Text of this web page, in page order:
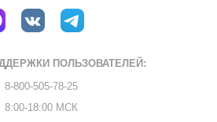
ПОЛЬЗОВАТЕЛЕЙ:
8-800-505-78-25
8:00-18:00 МСК